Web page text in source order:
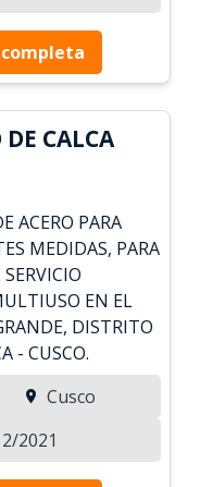
CALCA
ACERO PARA
MEDIDAS, PARA
EN EL
DISTRITO
- CUSCO.
Cusco
2021